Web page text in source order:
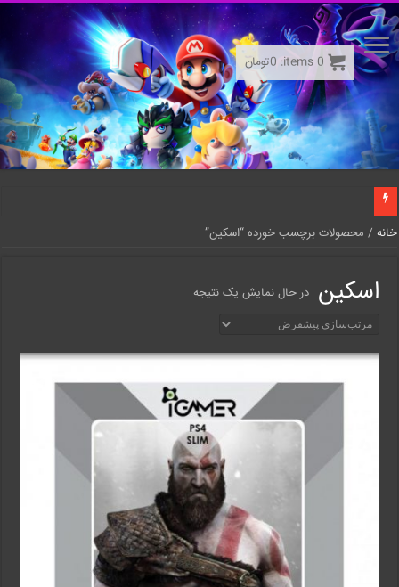
خانه / محصولات برچسب خورده “اسکین”
اسکین در حال نمایش یک نتیجه
0
items:
0تومان